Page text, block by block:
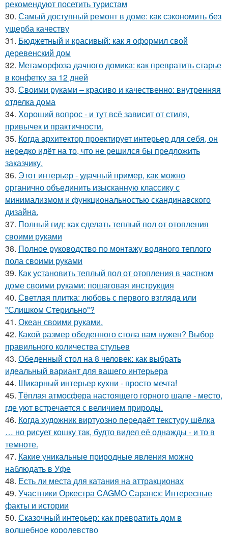
рекомендуют посетить туристам
30. Самый доступный ремонт в доме: как сэкономить без
ущерба качеству
31. Бюджетный и красивый: как я оформил свой
деревенский дом
32. Метаморфоза дачного домика: как превратить старье
в конфетку за 12 дней
33. Своими руками – красиво и качественно: внутренняя
отделка дома
34. Хороший вопрос - и тут всё зависит от стиля,
привычек и практичности.
35. Когда архитектор проектирует интерьер для себя, он
нередко идёт на то, что не решился бы предложить
заказчику.
36. Этот интерьер - удачный пример, как можно
органично объединить изысканную классику с
минимализмом и функциональностью скандинавского
дизайна.
37. Полный гид: как сделать теплый пол от отопления
своими руками
38. Полное руководство по монтажу водяного теплого
пола своими руками
39. Как установить теплый пол от отопления в частном
доме своими руками: пошаговая инструкция
40. Светлая плитка: любовь с первого взгляда или
"Слишком Стерильно"?
41. Океан своими руками.
42. Какой размер обеденного стола вам нужен? Выбор
правильного количества стульев
43. Обеденный стол на 8 человек: как выбрать
идеальный вариант для вашего интерьера
44. Шикарный интерьер кухни - просто мечта!
45. Тёплая атмосфера настоящего горного шале - место,
где уют встречается с величием природы.
46. Когда художник виртуозно передаёт текстуру шёлка
… но рисует кошку так, будто видел её однажды - и то в
темноте.
47. Какие уникальные природные явления можно
наблюдать в Уфе
48. Есть ли места для катания на аттракционах
49. Участники Оркестра CAGMO Саранск: Интересные
факты и истории
50. Сказочный интерьер: как превратить дом в
волшебное королевство